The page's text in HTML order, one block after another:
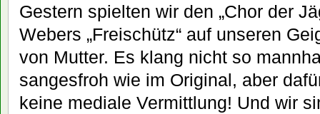
Gestern spielten wir den „Chor der
Webers „Freischütz“ auf unseren
von Mutter. Es klang nicht so
sangesfroh wie im Original, aber
keine mediale Vermittlung! Und wir